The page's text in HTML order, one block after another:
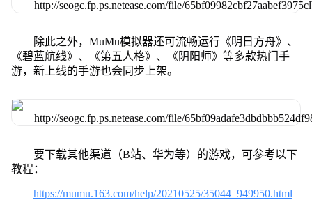
除此之外，MuMu模拟器还可流畅运行《明日方舟》、
《碧蓝航线》、《第五人格》、《阴阳师》等多款热门手
游，新上线的手游也会同步上架。
要下载其他渠道（B站、华为等）的游戏，可参考以下
教程：
https://mumu.163.com/help/20210525/35044_949950.html